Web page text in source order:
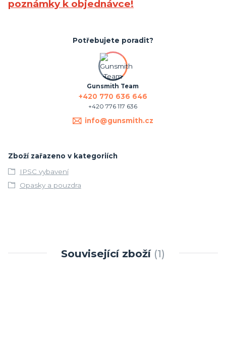
poznámky k objednávce!
Potřebujete poradit?
Gunsmith Team
+420 770 636 646
+420 776 117 636
info@gunsmith.cz
Zboží zařazeno v kategoriích
IPSC vybavení
Opasky a pouzdra
Související zboží 1